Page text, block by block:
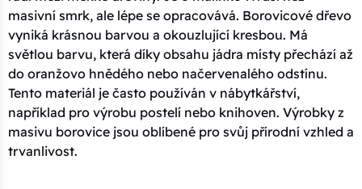
masivní smrk, ale lépe se opracovává. Borovicové dřevo
vyniká krásnou barvou a okouzlující kresbou. Má
světlou barvu, která díky obsahu jádra místy přechází až
do oranžovo hnědého nebo načervenalého odstínu.
Tento materiál je často používán v nábytkářství,
například pro výrobu postelí nebo knihoven. Výrobky z
masivu borovice jsou oblíbené pro svůj přírodní vzhled a
trvanlivost.